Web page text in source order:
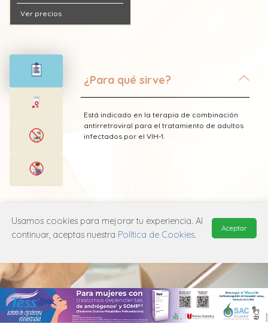
Ver precios
¿Para qué sirve?
Está indicado en la terapia de combinación
antirretroviral para el tratamiento de adultos
infectados por el VIH-1.
Elea publicada en el Vademecum
Farmacéutico Edifarm (ISBN: 9798281009201)
MANUAL DE USUARIO
POLÍTICA DE PRIVACIDAD
POLÍTICA DE COOKIES
Usamos cookies para mejorar tu experiencia. Al
continuar, aceptas nuestra Política de Cookies.
Aceptar